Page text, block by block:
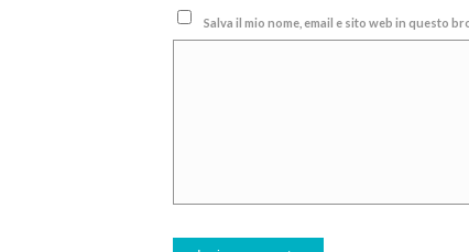
Salva il mio nome, email e sito web in questo